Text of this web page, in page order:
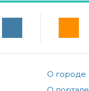
О городе